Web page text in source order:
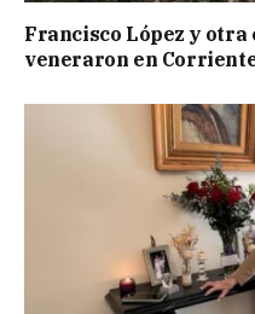
Francisco López y otra
veneraron en